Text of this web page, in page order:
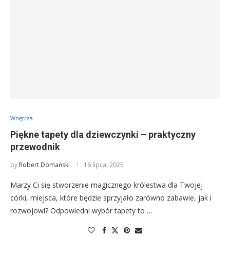
Wnętrza
Piękne tapety dla dziewczynki – praktyczny
przewodnik
by Robert Domański 16 lipca, 2025
Marzy Ci się stworzenie magicznego królestwa dla Twojej
córki, miejsca, które będzie sprzyjało zarówno zabawie, jak i
rozwojowi? Odpowiedni wybór tapety to …